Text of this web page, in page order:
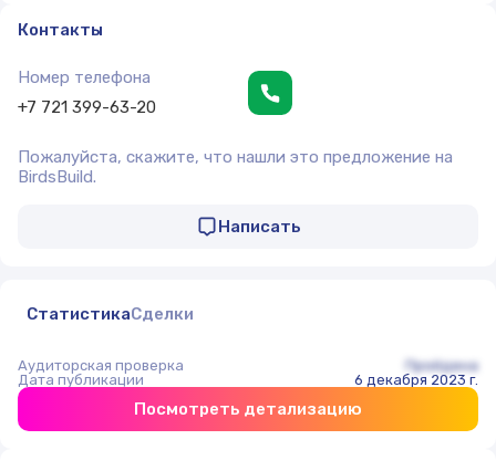
Контакты
Номер телефона
+7 721 399-63-20
Пожалуйста, скажите, что нашли это предложение на
BirdsBuild.
Написать
СтатистикаСделки
Аудиторская проверка
Пройдена
Дата публикации
6 декабря 2023 г.
Посмотреть детализацию